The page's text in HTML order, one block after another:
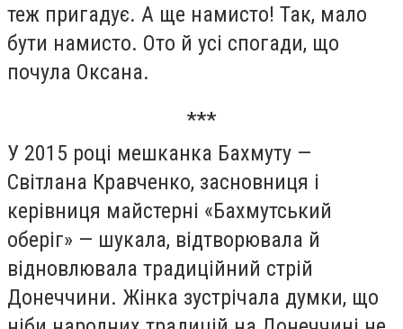
теж пригадує. А ще намисто! Так, мало
бути намисто. Ото й усі спогади, що
почула Оксана.
***
У 2015 році мешканка Бахмуту —
Світлана Кравченко, засновниця і
керівниця майстерні «Бахмутський
оберіг» — шукала, відтворювала й
відновлювала традиційний стрій
Донеччини. Жінка зустрічала думки, що